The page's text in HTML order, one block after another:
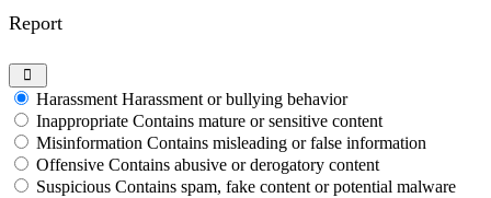
Report
Harassment Harassment or bullying behavior
Inappropriate Contains mature or sensitive content
Misinformation Contains misleading or false information
Offensive Contains abusive or derogatory content
Suspicious Contains spam, fake content or potential malware